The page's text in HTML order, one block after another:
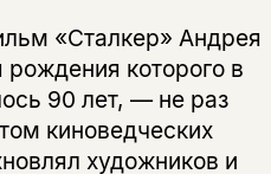
«Сталкер» Андрея
рождения которого в
90 лет, — не раз
киноведческих
художников и